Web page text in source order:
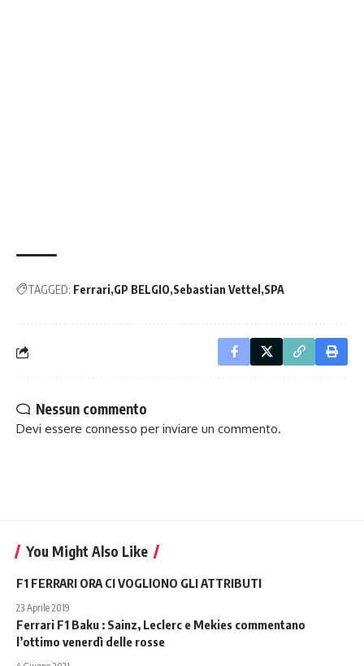
TAGGED: Ferrari GP BELGIO Sebastian Vettel SPA
Nessun commento
Devi essere connesso per inviare un commento.
You Might Also Like
F1 FERRARI ORA CI VOGLIONO GLI ATTRIBUTI
23 Aprile 2019
Ferrari F1 Baku : Sainz, Leclerc e Mekies commentano
l’ottimo venerdì delle rosse